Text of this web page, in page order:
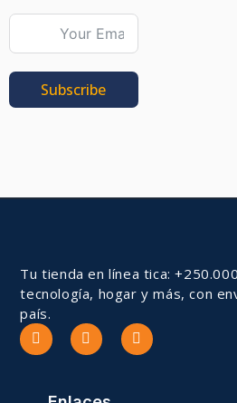
Subscribe
Tu tienda en línea tica:
tecnología, hogar y más, con
país.